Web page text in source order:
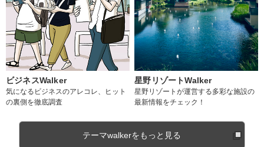
ビジネスWalker
気になるビジネスのアレコレ、ヒット
の裏側を徹底調査
星野リゾートWalker
星野リゾートが運営する多彩な施設の
最新情報をチェック！
テーマwalkerをもっと見る